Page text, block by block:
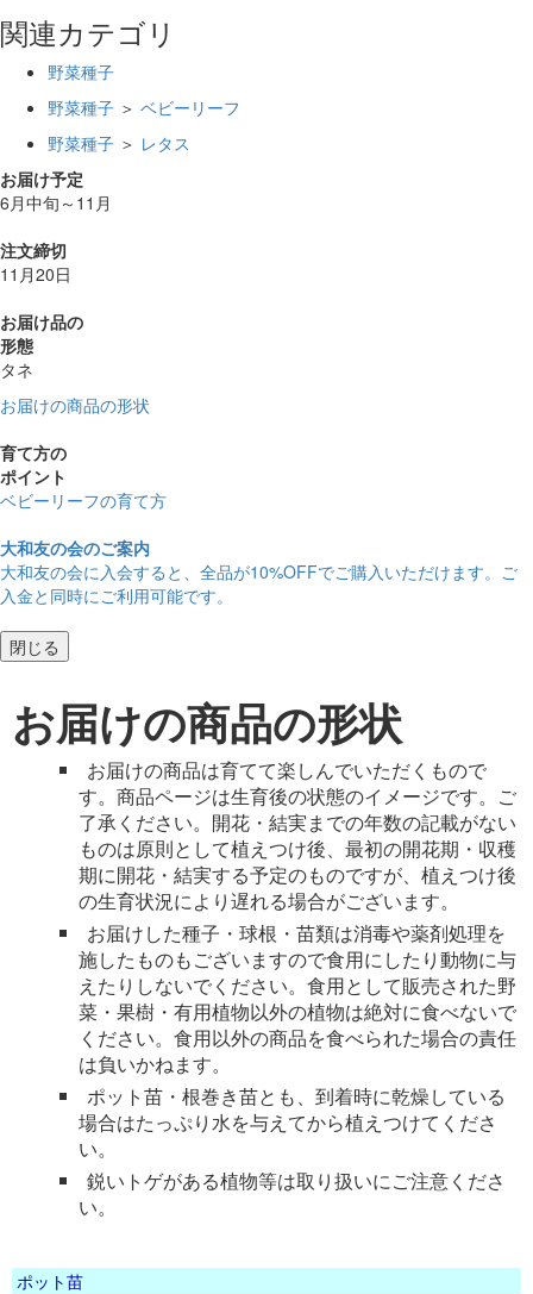
関連カテゴリ
野菜種子
野菜種子 ＞ ベビーリーフ
野菜種子 ＞ レタス
お届け予定
6月中旬～11月
注文締切
11月20日
お届け品の
形態
タネ
お届けの商品の形状
育て方の
ポイント
ベビーリーフの育て方
大和友の会のご案内
大和友の会に入会すると、 全品が10%OFFでご購入いただけます。ご
入金と同時にご利用可能です。
閉じる
お届けの商品の形状
お届けの商品は育てて楽しんでいただくもので
す。商品ページは生育後の状態のイメージです。ご
了承ください。開花・結実までの年数の記載がない
ものは原則として植えつけ後、最初の開花期・収穫
期に開花・結実する予定のものですが、植えつけ後
の生育状況により遅れる場合がございます。
お届けした種子・球根・苗類は消毒や薬剤処理を
施したものもございますので食用にしたり動物に与
えたりしないでください。食用として販売された野
菜・果樹・有用植物以外の植物は絶対に食べないで
ください。食用以外の商品を食べられた場合の責任
は負いかねます。
ポット苗・根巻き苗とも、到着時に乾燥している
場合はたっぷり水を与えてから植えつけてくださ
い。
鋭いトゲがある植物等は取り扱いにご注意くださ
い。
ポット苗